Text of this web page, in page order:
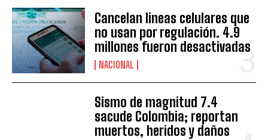
Cancelan lineas celulares que
no usan por regulación. 4.9
millones fueron desactivadas
NACIONAL
Sismo de magnitud 7.4
sacude Colombia; reportan
muertos, heridos y daños